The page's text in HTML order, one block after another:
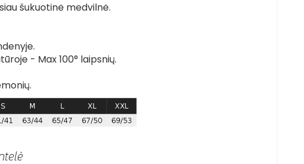
šukuotinė medvilnė.
- Max 100° laipsnių.